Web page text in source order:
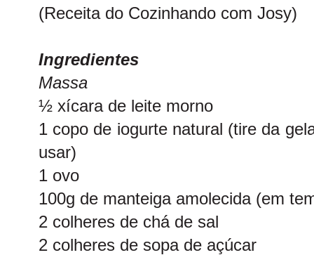
(Receita do Cozinhando com Josy)
Ingredientes
Massa
½ xícara de leite morno
1 copo de iogurte natural (tire da
usar)
1 ovo
100g de manteiga amolecida (em
2 colheres de chá de sal
2 colheres de sopa de açúcar